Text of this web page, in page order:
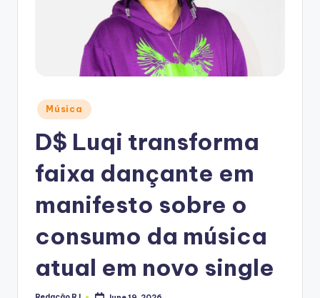
Posted
in
Música
D$ Luqi transforma
faixa dançante em
manifesto sobre o
consumo da música
atual em novo single